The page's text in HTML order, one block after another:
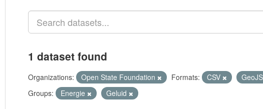
1 dataset found
Organizations: Open State Foundation Formats: CSV
Groups:
Energie Geluid